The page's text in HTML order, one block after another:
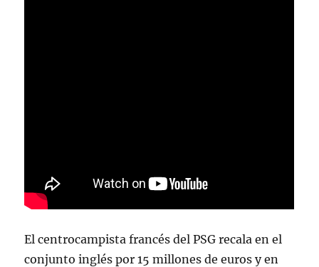
El centrocampista francés del PSG recala en el
conjunto inglés por 15 millones de euros y en